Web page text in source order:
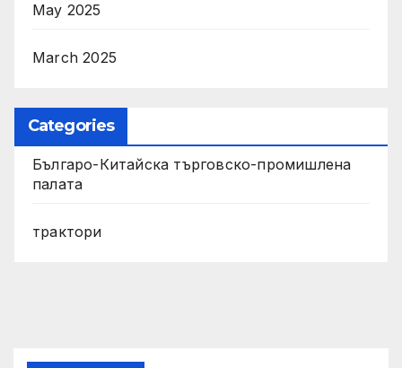
May 2025
March 2025
Categories
Българо-Китайска търговско-промишлена
палата
трактори